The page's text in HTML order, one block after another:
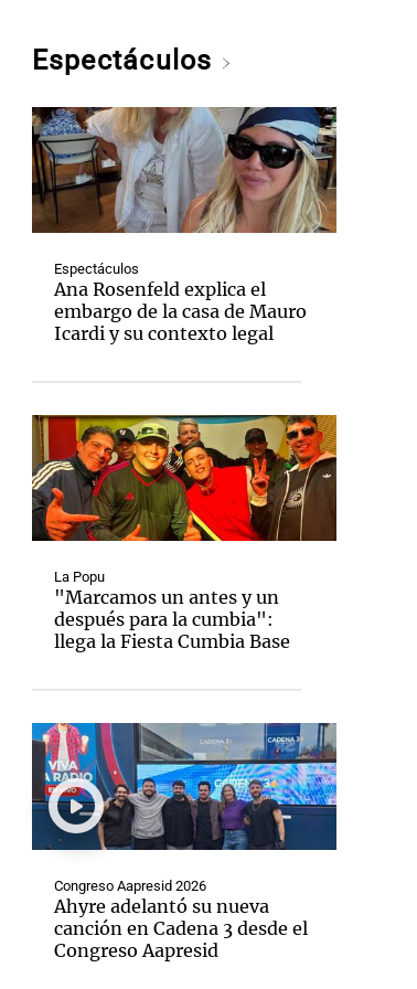
Espectáculos
Espectáculos
Ana Rosenfeld explica el
embargo de la casa de Mauro
Icardi y su contexto legal
La Popu
"Marcamos un antes y un
después para la cumbia":
llega la Fiesta Cumbia Base
Congreso Aapresid 2026
Ahyre adelantó su nueva
canción en Cadena 3 desde el
Congreso Aapresid
Notas